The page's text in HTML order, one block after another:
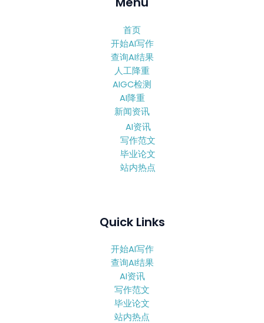
首页
开始AI写作
查询AI结果
人工降重
AIGC检测
AI降重
新闻资讯
AI资讯
写作范文
毕业论文
站内热点
Quick Links
开始AI写作
查询AI结果
AI资讯
写作范文
毕业论文
站内热点